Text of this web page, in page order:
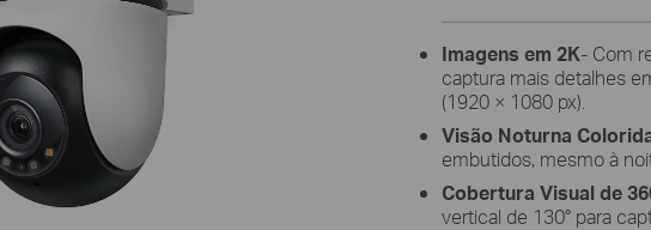
Imagens em 2K- Com
captura mais detalhes
(1920 × 1080 px).
Visão Noturna
embutidos, mesmo à
Cobertura Visual de
vertical de 130° para